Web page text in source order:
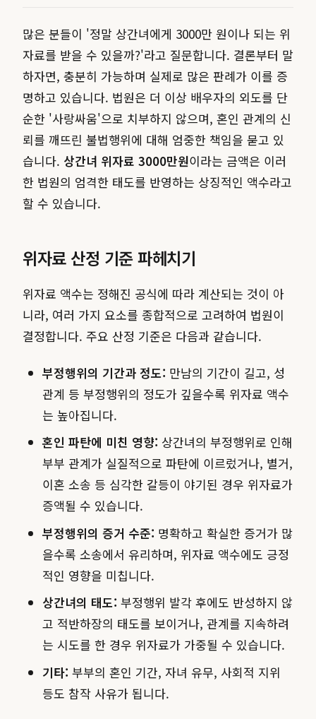
많은 분들이 '정말 상간녀에게 3000만 원이나 되는 위
자료를 받을 수 있을까?'라고 질문합니다. 결론부터 말
하자면, 충분히 가능하며 실제로 많은 판례가 이를 증
명하고 있습니다. 법원은 더 이상 배우자의 외도를 단
순한 '사랑싸움'으로 치부하지 않으며, 혼인 관계의 신
뢰를 깨뜨린 불법행위에 대해 엄중한 책임을 묻고 있
습니다. 상간녀 위자료 3000만원이라는 금액은 이러
한 법원의 엄격한 태도를 반영하는 상징적인 액수라고
할 수 있습니다.
위자료 산정 기준 파헤치기
위자료 액수는 정해진 공식에 따라 계산되는 것이 아
니라, 여러 가지 요소를 종합적으로 고려하여 법원이
결정합니다. 주요 산정 기준은 다음과 같습니다.
부정행위의 기간과 정도: 만남의 기간이 길고, 성
관계 등 부정행위의 정도가 깊을수록 위자료 액수
는 높아집니다.
혼인 파탄에 미친 영향: 상간녀의 부정행위로 인해
부부 관계가 실질적으로 파탄에 이르렀거나, 별거,
이혼 소송 등 심각한 갈등이 야기된 경우 위자료가
증액될 수 있습니다.
부정행위의 증거 수준: 명확하고 확실한 증거가 많
을수록 소송에서 유리하며, 위자료 액수에도 긍정
적인 영향을 미칩니다.
상간녀의 태도: 부정행위 발각 후에도 반성하지 않
고 적반하장의 태도를 보이거나, 관계를 지속하려
는 시도를 한 경우 위자료가 가중될 수 있습니다.
기타: 부부의 혼인 기간, 자녀 유무, 사회적 지위
등도 참작 사유가 됩니다.